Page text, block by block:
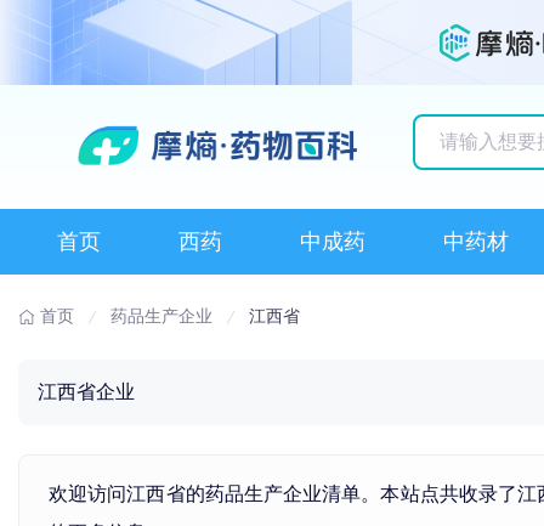
首页 西药 中成药 中药材
首页 药品生产企业 江西省
江西省企业
欢迎访问江西省的药品生产企业清单。本站点共收录了